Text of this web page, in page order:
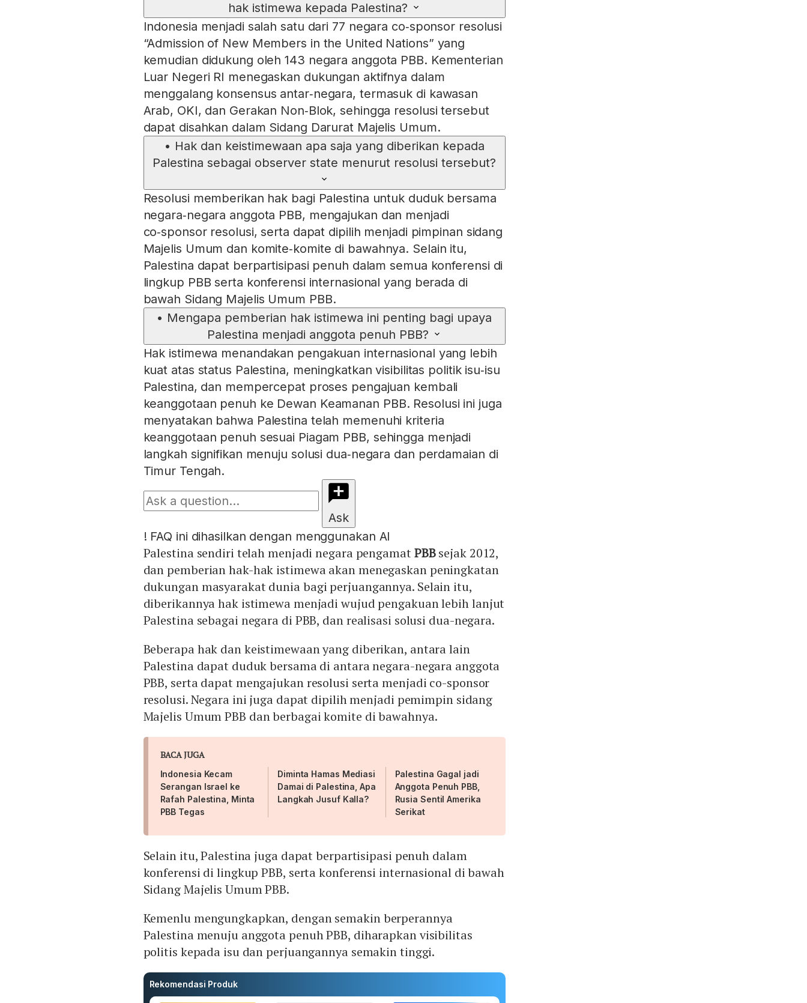
hak istimewa kepada Palestina?
Indonesia menjadi salah satu dari 77 negara co‑sponsor resolusi
“Admission of New Members in the United Nations” yang
kemudian didukung oleh 143 negara anggota PBB. Kementerian
Luar Negeri RI menegaskan dukungan aktifnya dalam
menggalang konsensus antar‑negara, termasuk di kawasan
Arab, OKI, dan Gerakan Non‑Blok, sehingga resolusi tersebut
dapat disahkan dalam Sidang Darurat Majelis Umum.
• Hak dan keistimewaan apa saja yang diberikan kepada
Palestina sebagai observer state menurut resolusi tersebut?
Resolusi memberikan hak bagi Palestina untuk duduk bersama
negara‑negara anggota PBB, mengajukan dan menjadi
co‑sponsor resolusi, serta dapat dipilih menjadi pimpinan sidang
Majelis Umum dan komite‑komite di bawahnya. Selain itu,
Palestina dapat berpartisipasi penuh dalam semua konferensi di
lingkup PBB serta konferensi internasional yang berada di
bawah Sidang Majelis Umum PBB.
• Mengapa pemberian hak istimewa ini penting bagi upaya
Palestina menjadi anggota penuh PBB?
Hak istimewa menandakan pengakuan internasional yang lebih
kuat atas status Palestina, meningkatkan visibilitas politik isu‑isu
Palestina, dan mempercepat proses pengajuan kembali
keanggotaan penuh ke Dewan Keamanan PBB. Resolusi ini juga
menyatakan bahwa Palestina telah memenuhi kriteria
keanggotaan penuh sesuai Piagam PBB, sehingga menjadi
langkah signifikan menuju solusi dua‑negara dan perdamaian di
Timur Tengah.
Ask
! FAQ ini dihasilkan dengan menggunakan AI
Palestina sendiri telah menjadi negara pengamatPBBsejak 2012,
dan pemberian hak-hak istimewa akan menegaskan peningkatan
dukungan masyarakat dunia bagi perjuangannya. Selain itu,
diberikannya hak istimewa menjadi wujud pengakuan lebih lanjut
Palestina sebagai negara di PBB, dan realisasi solusi dua-negara.
Beberapa hak dan keistimewaan yang diberikan, antara lain
Palestina dapat duduk bersama di antara negara-negara anggota
PBB, serta dapat mengajukan resolusi serta menjadi co-sponsor
resolusi. Negara ini juga dapat dipilih menjadi pemimpin sidang
Majelis Umum PBB dan berbagai komite di bawahnya.
BACA JUGA
Indonesia Kecam
Serangan Israel ke
Rafah Palestina, Minta
PBB Tegas
Diminta Hamas Mediasi
Damai di Palestina, Apa
Langkah Jusuf Kalla?
Palestina Gagal jadi
Anggota Penuh PBB,
Rusia Sentil Amerika
Serikat
Selain itu, Palestina juga dapat berpartisipasi penuh dalam
konferensi di lingkup PBB, serta konferensi internasional di bawah
Sidang Majelis Umum PBB.
Kemenlu mengungkapkan, dengan semakin berperannya
Palestina menuju anggota penuh PBB, diharapkan visibilitas
politis kepada isu dan perjuangannya semakin tinggi.
Rekomendasi Produk